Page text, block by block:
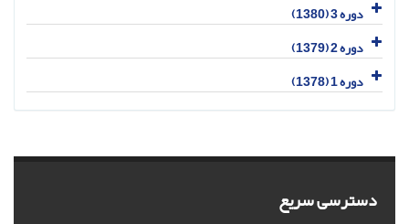
دوره 3 (1380)
دوره 2 (1379)
دوره 1 (1378)
دسترسی سریع